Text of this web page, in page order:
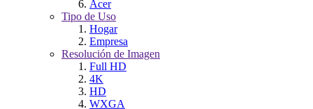
Acer
Tipo de Uso
Hogar
Empresa
Resolución de Imagen
Full HD
4K
HD
WXGA